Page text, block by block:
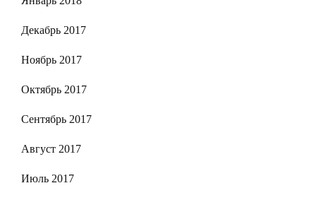
Декабрь 2017
Ноябрь 2017
Октябрь 2017
Сентябрь 2017
Август 2017
Июль 2017